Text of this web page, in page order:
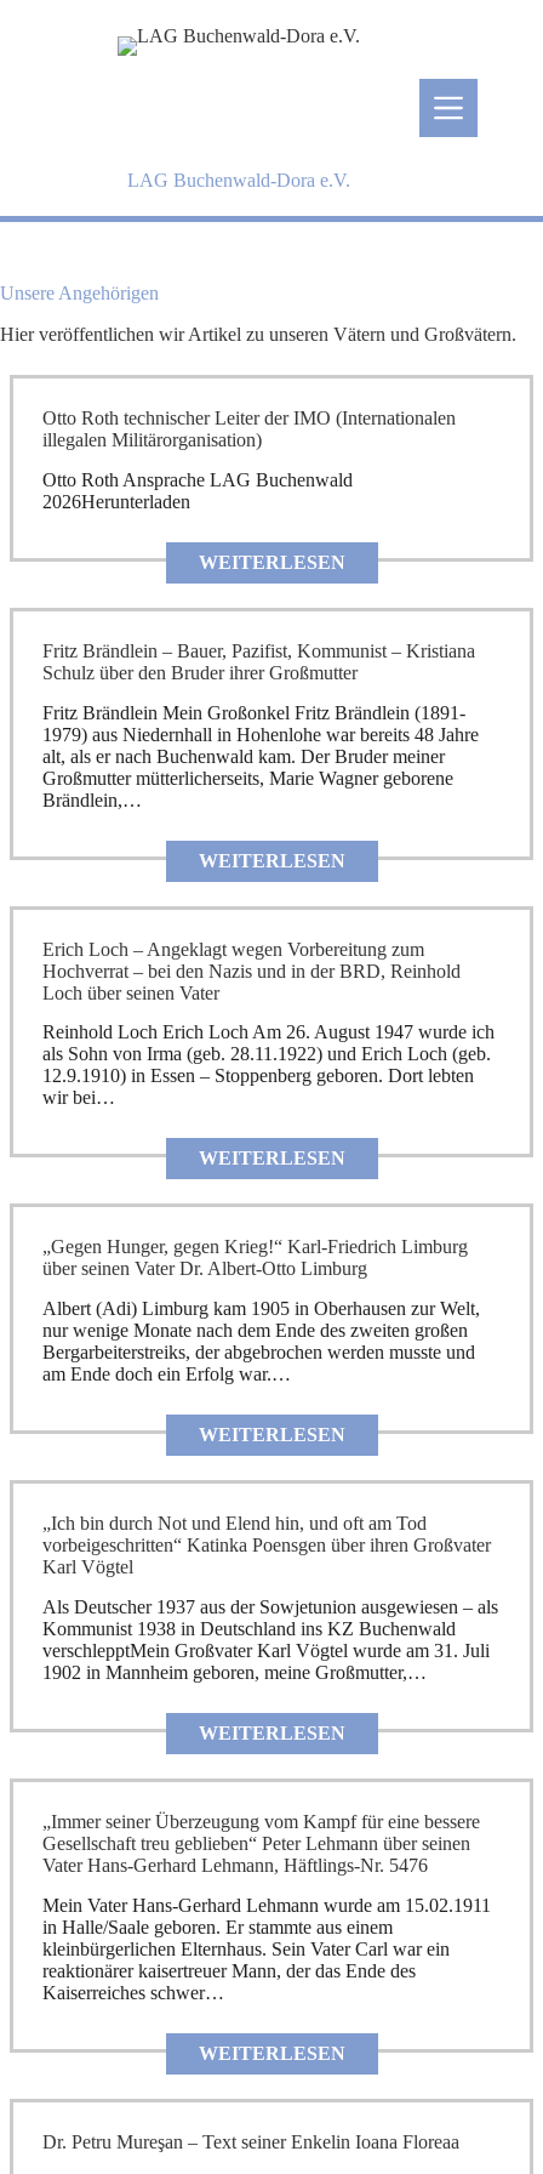
LAG Buchenwald-Dora e.V.
Unsere Angehörigen
Hier veröffentlichen wir Artikel zu unseren Vätern und Großvätern.
Otto Roth technischer Leiter der IMO (Internationalen
illegalen Militärorganisation)
Otto Roth Ansprache LAG Buchenwald
2026Herunterladen
WEITERLESEN
Fritz Brändlein – Bauer, Pazifist, Kommunist – Kristiana
Schulz über den Bruder ihrer Großmutter
Fritz Brändlein Mein Großonkel Fritz Brändlein (1891-
1979) aus Niedernhall in Hohenlohe war bereits 48 Jahre
alt, als er nach Buchenwald kam. Der Bruder meiner
Großmutter mütterlicherseits, Marie Wagner geborene
Brändlein,…
WEITERLESEN
Erich Loch – Angeklagt wegen Vorbereitung zum
Hochverrat – bei den Nazis und in der BRD, Reinhold
Loch über seinen Vater
Reinhold Loch Erich Loch Am 26. August 1947 wurde ich
als Sohn von Irma (geb. 28.11.1922) und Erich Loch (geb.
12.9.1910) in Essen – Stoppenberg geboren. Dort lebten
wir bei…
WEITERLESEN
„Gegen Hunger, gegen Krieg!“ Karl-Friedrich Limburg
über seinen Vater Dr. Albert-Otto Limburg
Albert (Adi) Limburg kam 1905 in Oberhausen zur Welt,
nur wenige Monate nach dem Ende des zweiten großen
Bergarbeiterstreiks, der abgebrochen werden musste und
am Ende doch ein Erfolg war.…
WEITERLESEN
„Ich bin durch Not und Elend hin, und oft am Tod
vorbeigeschritten“ Katinka Poensgen über ihren Großvater
Karl Vögtel
Als Deutscher 1937 aus der Sowjetunion ausgewiesen – als
Kommunist 1938 in Deutschland ins KZ Buchenwald
verschlepptMein Großvater Karl Vögtel wurde am 31. Juli
1902 in Mannheim geboren, meine Großmutter,…
WEITERLESEN
„Immer seiner Überzeugung vom Kampf für eine bessere
Gesellschaft treu geblieben“ Peter Lehmann über seinen
Vater Hans-Gerhard Lehmann, Häftlings-Nr. 5476
Mein Vater Hans-Gerhard Lehmann wurde am 15.02.1911
in Halle/Saale geboren. Er stammte aus einem
kleinbürgerlichen Elternhaus. Sein Vater Carl war ein
reaktionärer kaisertreuer Mann, der das Ende des
Kaiserreiches schwer…
WEITERLESEN
Dr. Petru Mureşan – Text seiner Enkelin Ioana Floreaa